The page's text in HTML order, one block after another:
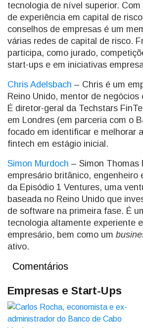
tecnologia de nível superior.
de experiência em capital de
conselhos de empresas é um
várias redes de capital de risco.
participa, como jurado,
start-ups e em iniciativas
Chris Adelsbach – Chris é um
Reino Unido, mentor de negócios
É diretor-geral da Techstars
em Londres (em parceria com o
focado em identificar e melhorar
fintech em estágio inicial.
Simon Murdoch – Simon Thomas
empresário britânico, engenheiro
da Episódio 1 Ventures, uma
baseada no Reino Unido que
de software na primeira fase. É
tecnologia altamente experiente
empresário, bem como um
ativo.
Comentários
Empresas e Start-Ups